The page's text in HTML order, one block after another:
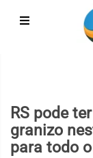
RS pode
granizo
para todo